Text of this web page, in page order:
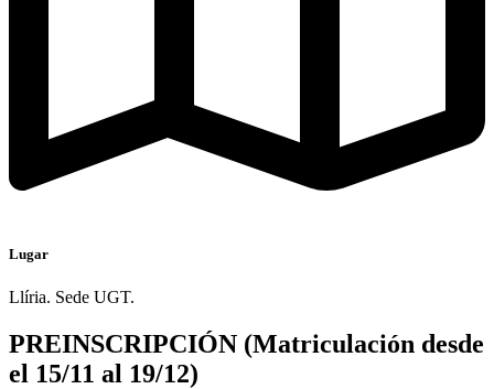
Lugar
Llíria. Sede UGT.
PREINSCRIPCIÓN (Matriculación desde
el 15/11 al 19/12)